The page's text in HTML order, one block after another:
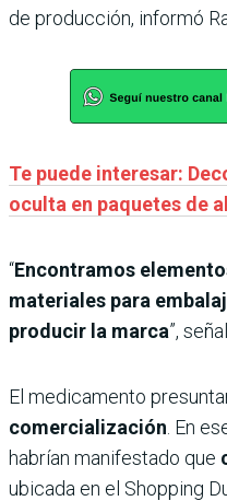
de producción, informó
Te puede interesar:
oculta en paquetes de
“Encontramos
materiales para
producir la marca”,
El medicamento
comercialización . En
habrían manifestado que
ubicada en el Shopping